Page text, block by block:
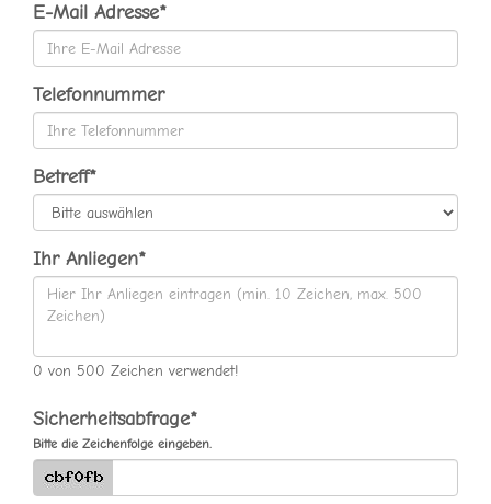
E-Mail Adresse*
Telefonnummer
Betreff*
Ihr Anliegen*
0 von 500 Zeichen verwendet!
Sicherheitsabfrage*
Bitte die Zeichenfolge eingeben.